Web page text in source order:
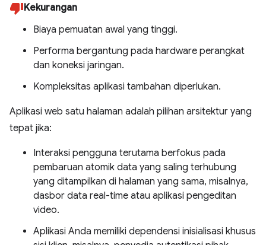
Kekurangan
Biaya pemuatan awal yang tinggi.
Performa bergantung pada hardware perangkat
dan koneksi jaringan.
Kompleksitas aplikasi tambahan diperlukan.
Aplikasi web satu halaman adalah pilihan arsitektur yang
tepat jika:
Interaksi pengguna terutama berfokus pada
pembaruan atomik data yang saling terhubung
yang ditampilkan di halaman yang sama, misalnya,
dasbor data real-time atau aplikasi pengeditan
video.
Aplikasi Anda memiliki dependensi inisialisasi khusus